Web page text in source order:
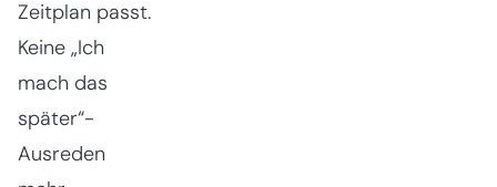
Zeitplan passt.
Keine „Ich
mach das
später“-
Ausreden